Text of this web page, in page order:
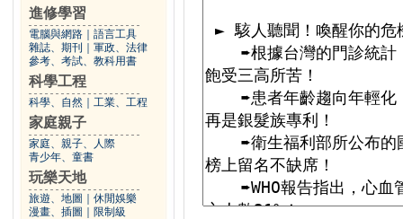
進修學習
電腦與網路
語言工具
雜誌、期刊
軍政、法律
參考、考試、教科用書
科學工程
科學、自然 工業、工程
家庭親子
家庭、親子、人際
青少年、童書
玩樂天地
旅遊、地圖
休閒娛樂
漫畫、插圖
限制級